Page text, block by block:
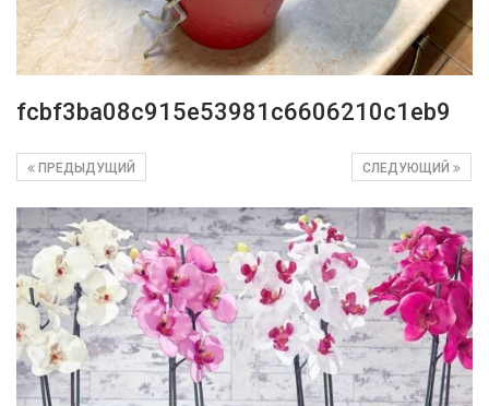
fcbf3ba08c915e53981c6606210c1eb9
СЛЕДУЮЩИЙ
ПРЕДЫДУЩИЙ